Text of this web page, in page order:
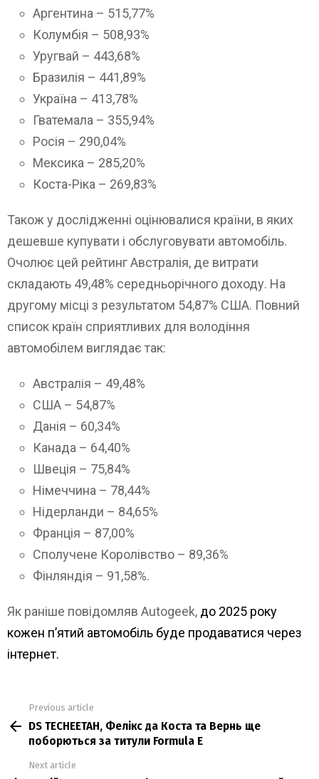
Аргентина – 515,77%
Колумбія – 508,93%
Уругвай – 443,68%
Бразилія – 441,89%
Україна – 413,78%
Гватемала – 355,94%
Росія – 290,04%
Мексика – 285,20%
Коста-Ріка – 269,83%
Також у дослідженні оцінювалися країни, в яких
дешевше купувати і обслуговувати автомобіль.
Очолює цей рейтинг Австралія, де витрати
складають 49,48% середньорічного доходу. На
другому місці з результатом 54,87% США. Повний
список країн сприятливих для володіння
автомобілем виглядає так:
Австралія – 49,48%
США – 54,87%
Данія – 60,34%
Канада – 64,40%
Швеція – 75,84%
Німеччина – 78,44%
Нідерланди – 84,65%
Франція – 87,00%
Сполучене Королівство – 89,36%
Фінляндія – 91,58%.
Як раніше повідомляв Autogeek, до 2025 року
кожен п’ятий автомобіль буде продаватися через
інтернет.
more
Previous article
DS TECHEETAH, Фелікс да Коста та Вернь ще
поборються за титули Formula E
Next article